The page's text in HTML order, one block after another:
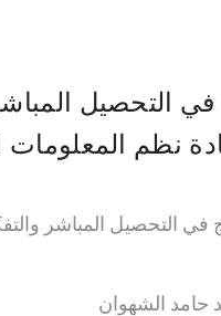
في التحصيل
نظم المعلومات
في التحصيل المباشر
حامد الشهوان